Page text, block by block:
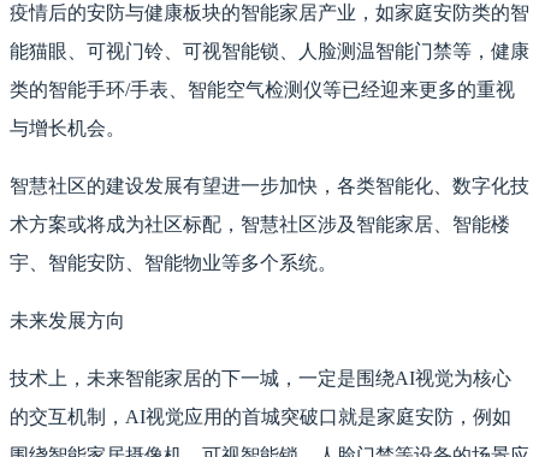
疫情后的安防与健康板块的智能家居产业，如家庭安防类的智
能猫眼、可视门铃、可视智能锁、人脸测温智能门禁等，健康
类的智能手环/手表、智能空气检测仪等已经迎来更多的重视
与增长机会。
智慧社区的建设发展有望进一步加快，各类智能化、数字化技
术方案或将成为社区标配，智慧社区涉及智能家居、智能楼
宇、智能安防、智能物业等多个系统。
未来发展方向
技术上，未来智能家居的下一城，一定是围绕AI视觉为核心
的交互机制，AI视觉应用的首城突破口就是家庭安防，例如